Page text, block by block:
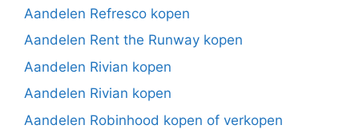
Aandelen Refresco kopen
Aandelen Rent the Runway kopen
Aandelen Rivian kopen
Aandelen Rivian kopen
Aandelen Robinhood kopen of verkopen